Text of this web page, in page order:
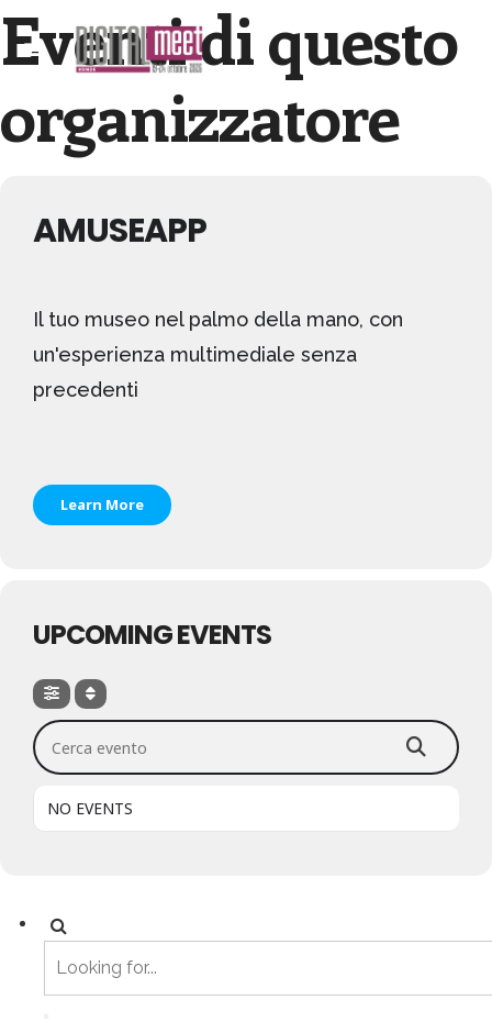
Eventi di questo
organizzatore
AMUSEAPP
Il tuo museo nel palmo della mano, con
un'esperienza multimediale senza
precedenti
Learn More
UPCOMING EVENTS
Cerca evento
NO EVENTS